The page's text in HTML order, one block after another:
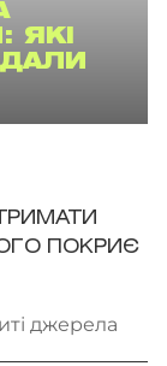
ЯКІ
ПОКРИЄ
джерела